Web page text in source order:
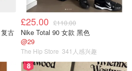
古
£25.00 £110.00
Nike Total 90 女款 黑色
@29
The Hip Store 341人感兴趣
8